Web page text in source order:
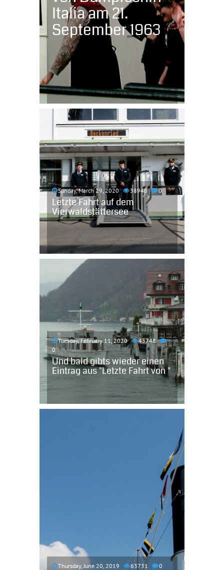
Italia am 21.
September 1963
Sunday, March 29, 2020 38948 0
Letzte Fahrt auf dem
Vierwaldstättersee
Tuesday, February 11, 2020
43748
0
Und bald gibts wieder einen
Eintrag aus "Letzte Fahrt von "
Thursday, June 20, 2019 63731 0